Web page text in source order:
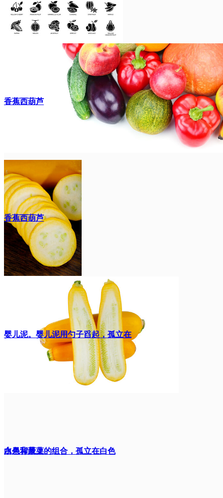
香蕉西葫芦
香蕉西葫芦
婴儿泥。婴儿泥用勺子舀起，孤立在
白色背景上
水果和蔬菜的组合，孤立在白色